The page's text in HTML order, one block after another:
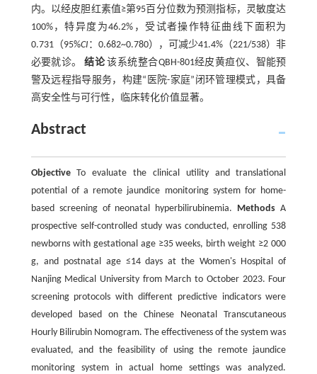
内。以经皮胆红素值≥第95百分位数为预测指标，灵敏度达
100%，特异度为46.2%，受试者操作特征曲线下面积为
0.731（95%CI ：0.682~0.780），可减少41.4%（221/538）非
必要就诊。结论该系统整合QBH-801经皮黄疸仪、智能预
警及远程指导服务，构建“医院-家庭”闭环管理模式，具备
高安全性与可行性，临床转化价值显著。
Abstract
ObjectiveTo evaluate the clinical utility and translational
potential of a remote jaundice monitoring system for home-
based screening of neonatal hyperbilirubinemia.
Methods A
prospective self-controlled study was conducted, enrolling 538
newborns with gestational age ≥35 weeks, birth weight ≥2 000
g, and postnatal age ≤14 days at the Women's Hospital of
Nanjing Medical University from March to October 2023. Four
screening protocols with different predictive indicators were
developed based on the Chinese Neonatal Transcutaneous
Hourly Bilirubin Nomogram. The effectiveness of the system was
evaluated, and the feasibility of using the remote jaundice
monitoring system in actual home settings was analyzed.